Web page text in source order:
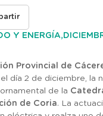
Y ENERGÍA,
Provincial de
día 2 de diciembre, la
de la
de Coria. La